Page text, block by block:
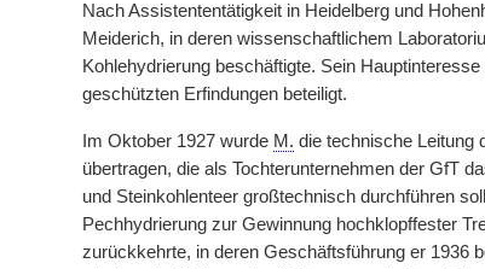
Nach Assistententätigkeit in Heidelberg und
Meiderich, in deren wissenschaftlichem
Kohlehydrierung beschäftigte. Sein
geschützten Erfindungen beteiligt.
Im Oktober 1927 wurde M. die technische Leitung
übertragen, die als Tochterunternehmen der GfT
und Steinkohlenteer großtechnisch durchführen
Pechhydrierung zur Gewinnung hochklopffester
zurückkehrte, in deren Geschäftsführung er 1936